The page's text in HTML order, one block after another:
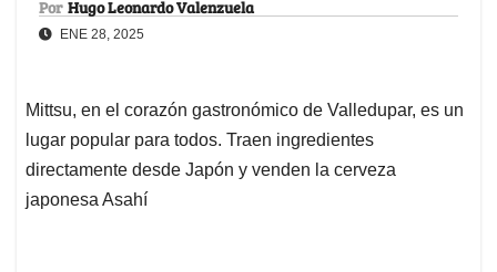
Por Hugo Leonardo Valenzuela
ENE 28, 2025
Mittsu, en el corazón gastronómico de Valledupar, es un
lugar popular para todos. Traen ingredientes
directamente desde Japón y venden la cerveza
japonesa Asahí